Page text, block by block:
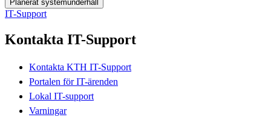
Planerat systemunderhåll
IT-Support
Kontakta IT-Support
Kontakta KTH IT-Support
Portalen för IT-ärenden
Lokal IT-support
Varningar